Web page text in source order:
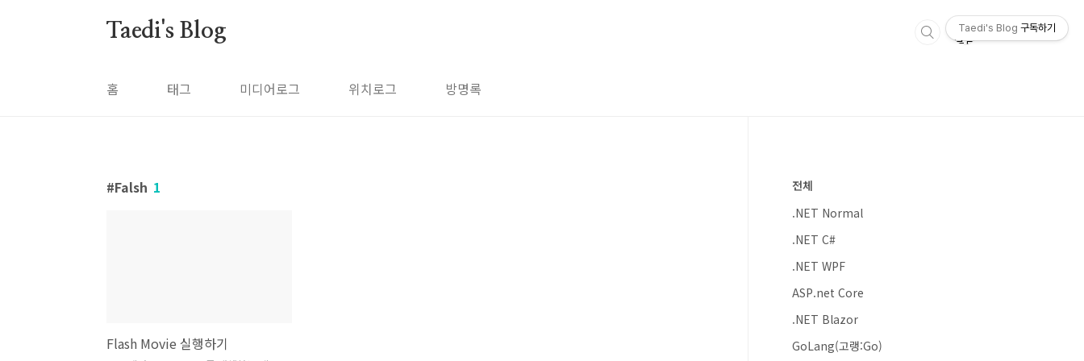
Taedi's Blog
홈 태그 미디어로그 위치로그 방명록
Falsh 1
Flash Movie 실행하기
전체
.NET Normal
.NET C#
.NET WPF
ASP.net Core
.NET Blazor
GoLang(고랭:Go)
Taedi's Blog 구독하기